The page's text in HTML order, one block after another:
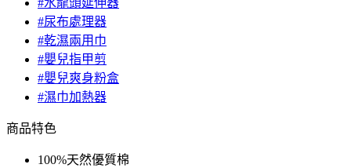
#水龍頭延伸器
#尿布處理器
#乾濕兩用巾
#嬰兒指甲剪
#嬰兒爽身粉盒
#濕巾加熱器
商品特色
100%天然優質棉